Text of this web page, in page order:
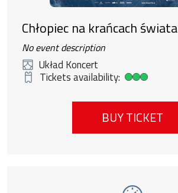
Chłopiec na krańcach świata
No event description
Układ Koncert
Tickets availability:
High ticket availability
BUY TICKET